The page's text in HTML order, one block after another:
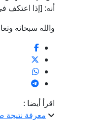
أنه: [إذا اعتكف
والله سبحانه
اقرأ أيضا :
معرفة نتيجة